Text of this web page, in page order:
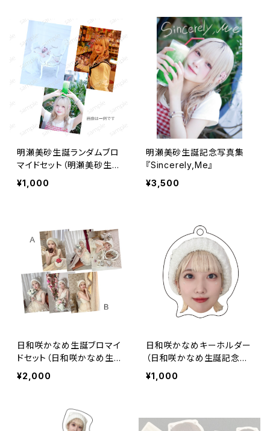
明瀬美砂生誕ランダムブロ
マイドセット（明瀬美砂生誕
記念グッズ）
¥1,000
明瀬美砂生誕記念写真集
『Sincerely,Me』
¥3,500
日和咲かなめ生誕ブロマイ
ドセット（日和咲かなめ生誕
記念グッズ）
¥2,000
日和咲かなめキーホルダー
（日和咲かなめ生誕記念グ
ッズ）
¥1,000